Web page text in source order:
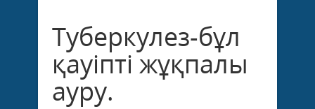
Туберкулез-бұл
қауіпті жұқпалы
ауру.